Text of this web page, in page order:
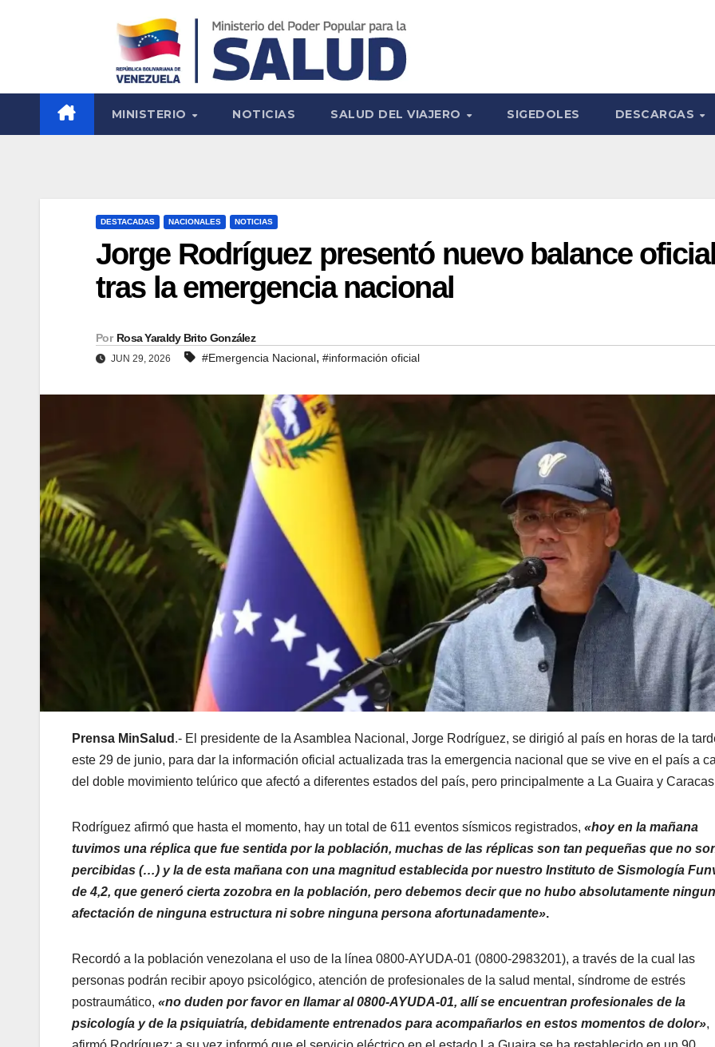
MINISTERIO NOTICIAS SALUD DEL VIAJERO SIGEDOLES DESCARGAS
DESTACADAS NACIONALES NOTICIAS
Jorge Rodríguez presentó nuevo balance
tras la emergencia nacional
Por Rosa Yaraldy Brito González
JUN 29, 2026 #Emergencia Nacional, #información oficial
Prensa MinSalud .- El presidente de la Asamblea Nacional, Jorge Rodríguez, se dirigió al país en horas de la
este 29 de junio, para dar la información oficial actualizada tras la emergencia nacional que se vive en el país a
del doble movimiento telúrico que afectó a diferentes estados del país, pero principalmente a La Guaira y
Rodríguez afirmó que hasta el momento, hay un total de 611 eventos sísmicos registrados, «hoy en la mañana
tuvimos una réplica que fue sentida por la población, muchas de las réplicas son tan pequeñas que no
percibidas (…) y la de esta mañana con una magnitud establecida por nuestro Instituto de Sismología
de 4,2, que generó cierta zozobra en la población, pero debemos decir que no hubo absolutamente
afectación de ninguna estructura ni sobre ninguna persona afortunadamente».
Recordó a la población venezolana el uso de la línea 0800-AYUDA-01 (0800-2983201), a través de la cual las
personas podrán recibir apoyo psicológico, atención de profesionales de la salud mental, síndrome de estrés
postraumático, «no duden por favor en llamar al 0800-AYUDA-01, allí se encuentran profesionales de la
psicología y de la psiquiatría, debidamente entrenados para acompañarlos en estos momentos de dolor»,